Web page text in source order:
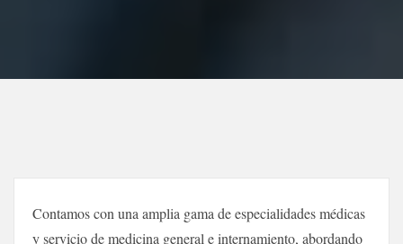
Contamos con una amplia gama de especialidades médicas
y servicio de medicina general e internamiento, abordando